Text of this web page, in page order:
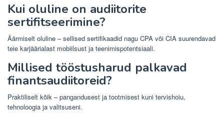
Kui oluline on audiitorite
sertifitseerimine?
Äärmiselt oluline – sellised sertifikaadid nagu CPA või CIA suurendavad
teie karjäärialast mobiilsust ja teenimispotentsiaali.
Millised tööstusharud palkavad
finantsaudiitoreid?
Praktiliselt kõik – pangandusest ja tootmisest kuni tervishoiu,
tehnoloogia ja valitsuseni.